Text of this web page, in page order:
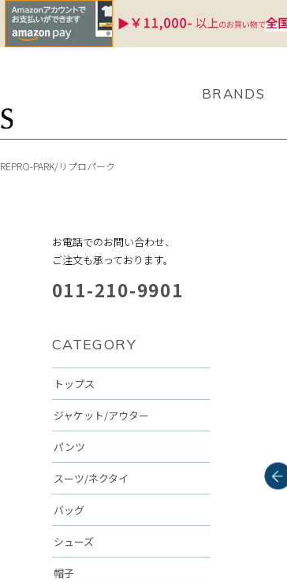
BRANDS
REPRO-PARK/リプロパーク
お電話でのお問い合わせ、
ご注文も承っております。
011-210-9901
CATEGORY
トップス
ジャケット/アウター
パンツ
スーツ/ネクタイ
バッグ
シューズ
帽子